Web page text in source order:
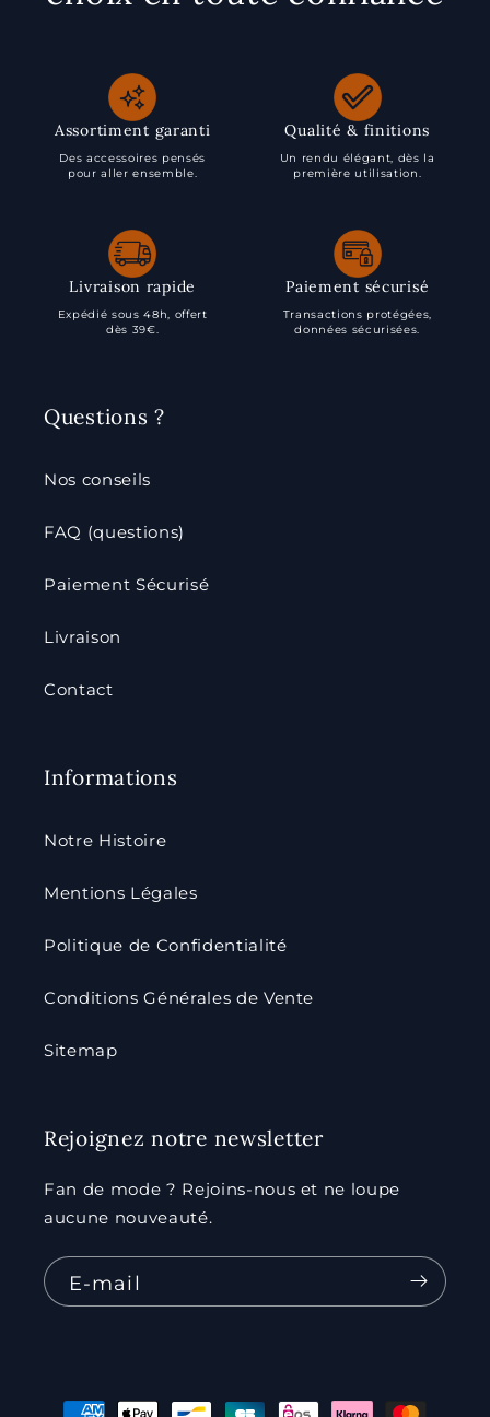
Assortiment garanti
Des accessoires pensés
pour aller ensemble.
Qualité & finitions
Un rendu élégant, dès la
première utilisation.
Livraison rapide
Expédié sous 48h, offert
dès 39€.
Paiement sécurisé
Transactions protégées,
données sécurisées.
Questions ?
Nos conseils
FAQ (questions)
Paiement Sécurisé
Livraison
Contact
Informations
Notre Histoire
Mentions Légales
Politique de Confidentialité
Conditions Générales de Vente
Sitemap
Rejoignez notre newsletter
Fan de mode ? Rejoins-nous et ne loupe
aucune nouveauté.
E-mail
Moyens